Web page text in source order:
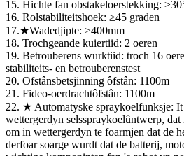
15. Hichte fan obstakeloerstekking:
16. Rolstabiliteitshoek: ≥45 graden
17.★Wadedjipte: ≥400mm
18. Trochgeande kuiertiid: 2 oeren
19. Betrouberens wurktiid: troch 16
stabiliteits- en betrouberenstest
20. Ofstânsbetsjinning ôfstân: 1100m
21. Fideo-oerdrachtôfstân: 1100m
22. ★ Automatyske spraykoelfunksje:
wettergerdyn selsspraykoelûntwerp,
om in wettergerdyn te foarmjen dat de
derfoar soarge wurdt dat de batterij,